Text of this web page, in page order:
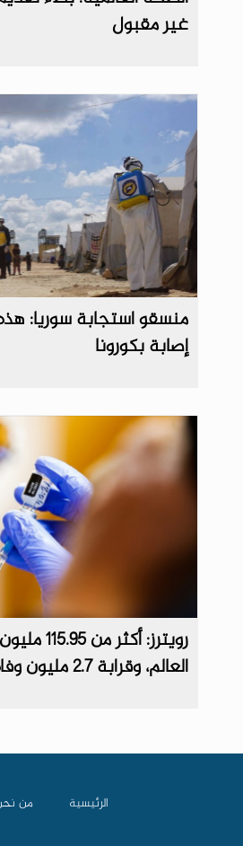
غير مقبول
منسقو استجابة سوريا:
إصابة بكورونا
رويترز:
العالم، وقرابة 2.7 مليون وفاة بالمرض
الرئيسية من